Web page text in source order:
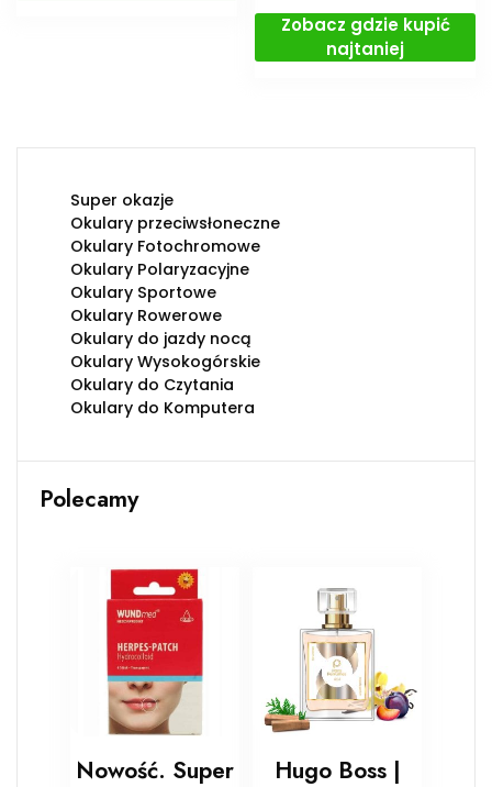
Zobacz gdzie kupić
najtaniej
Super okazje
Okulary przeciwsłoneczne
Okulary Fotochromowe
Okulary Polaryzacyjne
Okulary Sportowe
Okulary Rowerowe
Okulary do jazdy nocą
Okulary Wysokogórskie
Okulary do Czytania
Okulary do Komputera
Polecamy
Nowość. Super
Hugo Boss |